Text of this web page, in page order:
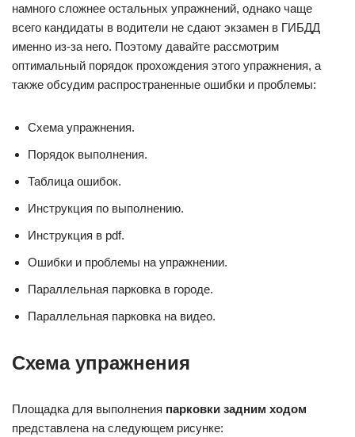
намного сложнее остальных упражнений, однако чаще
всего кандидаты в водители не сдают экзамен в ГИБДД
именно из-за него. Поэтому давайте рассмотрим
оптимальный порядок прохождения этого упражнения, а
также обсудим распространенные ошибки и проблемы:
Схема упражнения.
Порядок выполнения.
Таблица ошибок.
Инструкция по выполнению.
Инструкция в pdf.
Ошибки и проблемы на упражнении.
Параллельная парковка в городе.
Параллельная парковка на видео.
Схема упражнения
Площадка для выполнения парковки задним ходом
представлена на следующем рисунке: